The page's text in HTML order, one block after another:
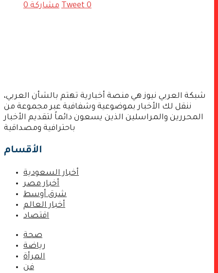
مشاركة 0 Tweet 0
شبكة العربي نيوز هي منصة أخبارية تهتم بالشأن العربي،
ننقل لك الأخبار بموضوعية وشفافية عبر مجموعة من
المحررين والمراسلين الذين يسعون دائماً لتقديم الأخبار
باحترافية ومصداقية
الأقسام
أخبار السعودية
أخبار مصر
شرق أوسط
أخبار العالم
اقتصاد
صحة
رياضة
المرأة
فن